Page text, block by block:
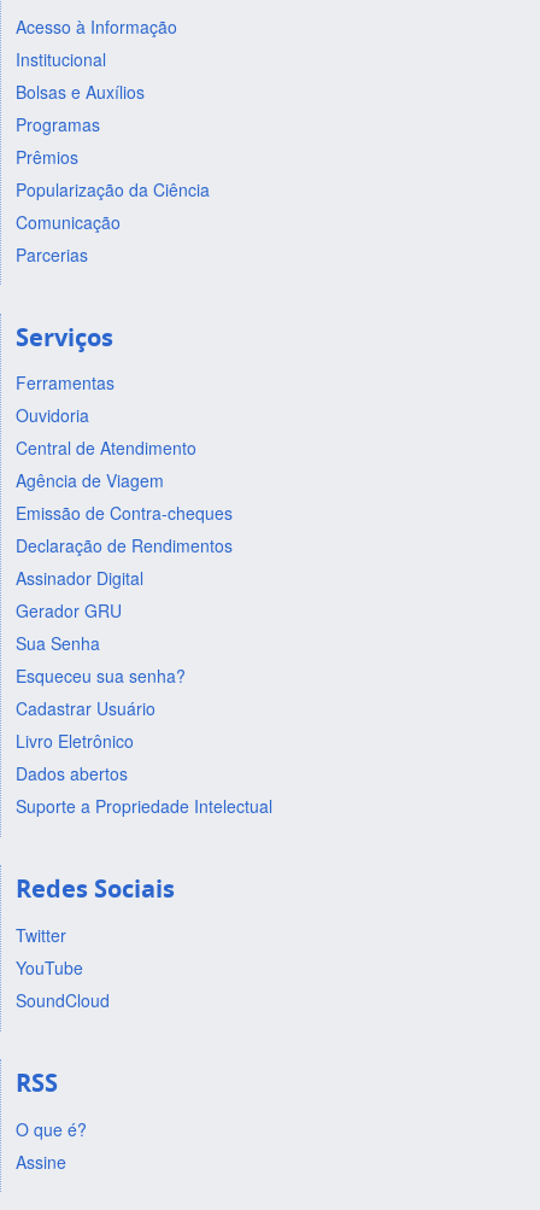
Acesso à Informação
Institucional
Bolsas e Auxílios
Programas
Prêmios
Popularização da Ciência
Comunicação
Parcerias
Serviços
Ferramentas
Ouvidoria
Central de Atendimento
Agência de Viagem
Emissão de Contra-cheques
Declaração de Rendimentos
Assinador Digital
Gerador GRU
Sua Senha
Esqueceu sua senha?
Cadastrar Usuário
Livro Eletrônico
Dados abertos
Suporte a Propriedade Intelectual
Redes Sociais
Twitter
YouTube
SoundCloud
RSS
O que é?
Assine